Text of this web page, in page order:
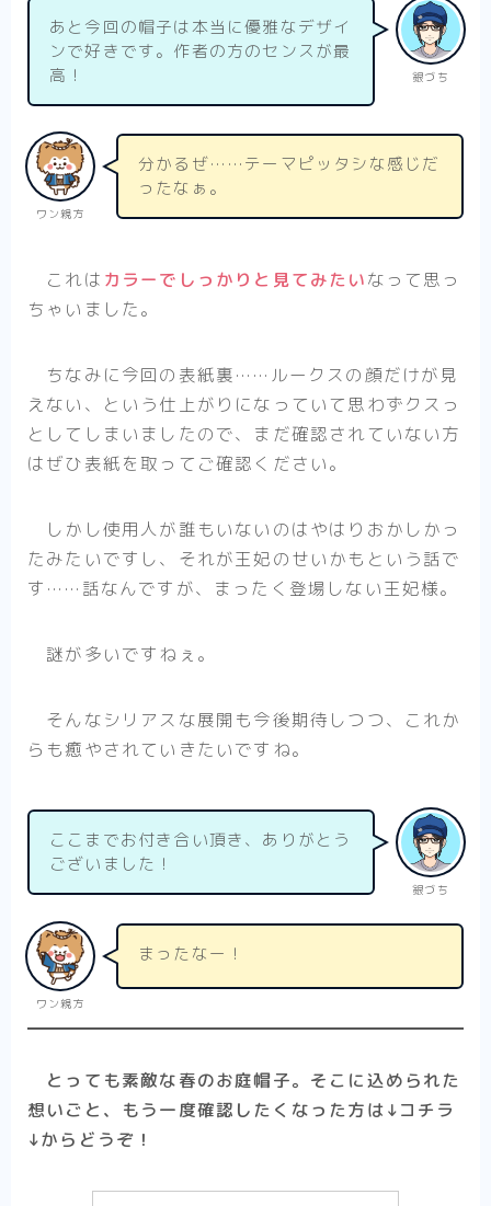
銀づち
あと今回の帽子は本当に優雅なデザイ
ンで好きです。作者の方のセンスが最
高！
ワン親方
分かるぜ……テーマピッタシな感じだ
ったなぁ。
これは カラーでしっかりと見てみたいなって思っ
ちゃいました。
ちなみに今回の表紙裏……ルークスの顔だけが見
えない、という仕上がりになっていて思わずクスっ
としてしまいましたので、まだ確認されていない方
はぜひ表紙を取ってご確認ください。
しかし使用人が誰もいないのはやはりおかしかっ
たみたいですし、それが王妃のせいかもという話で
す……話なんですが、まったく登場しない王妃様。
謎が多いですねぇ。
そんなシリアスな展開も今後期待しつつ、これか
らも癒やされていきたいですね。
銀づち
ここまでお付き合い頂き、ありがとう
ございました！
ワン親方
まったなー！
とっても素敵な春のお庭帽子。そこに込められた
想いごと、もう一度確認したくなった方は↓コチラ
↓からどうぞ！